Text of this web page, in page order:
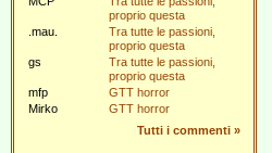
proprio questa
.mau.
Tra tutte le passioni,
proprio questa
gs
Tra tutte le passioni,
proprio questa
mfp
GTT horror
Mirko
GTT horror
Tutti i commenti »